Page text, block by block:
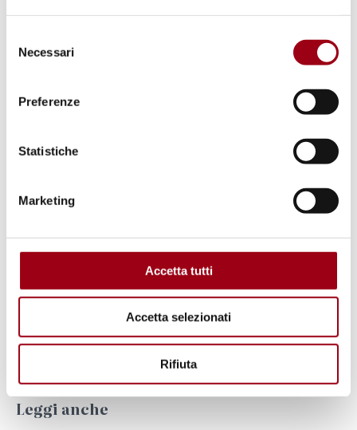
delNecessari
Preferenze
Statistiche
Marketing
Accetta tutti
Accetta selezionati
Rifiuta
45° sessione del Comitato delle Nazioni
Strumenti internazionali
Convenzione contro la tortura ed altre
pene o trattamenti crudeli, inumani o
Parole chiave
tortura Comitati Nazioni Unite
Leggi anche